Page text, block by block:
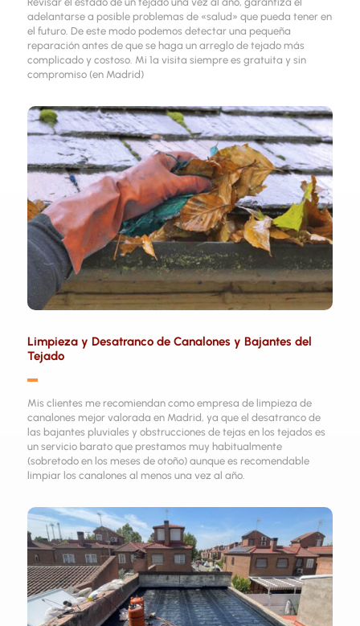
adelantarse a posible problemas de «salud» que pueda tener en
el futuro. De este modo podemos detectar una pequeña
reparación antes de que se haga un arreglo de tejado más
complicado y costoso. Mi 1ª visita siempre es gratuita y sin
compromiso (en Madrid)
Limpieza y Desatranco de Canalones y Bajantes del
Tejado
▬
Mis clientes me recomiendan como empresa de limpieza de
canalones mejor valorada en Madrid, ya que el desatranco de
las bajantes pluviales y obstrucciones de tejas en los tejados es
un servicio barato que prestamos muy habitualmente
(sobretodo en los meses de otoño) aunque es recomendable
limpiar los canalones al menos una vez al año.